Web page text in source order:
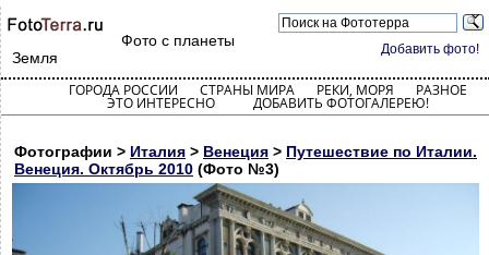
Добавить фото!
Фото с планеты
Земля
ГОРОДА РОССИИ СТРАНЫ МИРА РЕКИ, МОРЯ РАЗНОЕ
ЭТО ИНТЕРЕСНО ДОБАВИТЬ ФОТОГАЛЕРЕЮ!
Фотографии > Италия > Венеция > Путешествие по Италии.
Венеция. Октябрь 2010 (Фото №3)